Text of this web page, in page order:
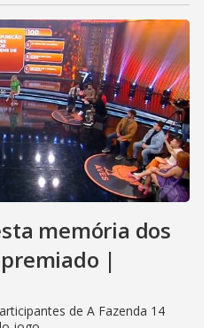
memória dos
|
de A Fazenda 14